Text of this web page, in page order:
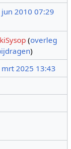
2010 07:29
(overleg
)
mrt 2025 13:43